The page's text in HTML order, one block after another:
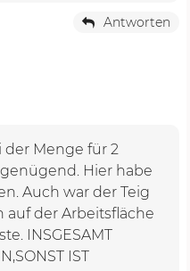
Antworten
der Menge für 2
Hier habe
Auch war der Teig
auf der Arbeitsfläche
INSGESAMT
IST